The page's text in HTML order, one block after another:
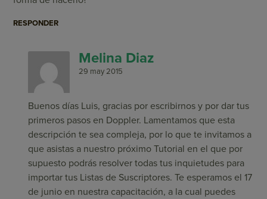
RESPONDER
Melina Diaz
29 may 2015
Buenos días Luis, gracias por escribirnos y por dar tus
primeros pasos en Doppler. Lamentamos que esta
descripción te sea compleja, por lo que te invitamos a
que asistas a nuestro próximo Tutorial en el que por
supuesto podrás resolver todas tus inquietudes para
importar tus Listas de Suscriptores. Te esperamos el 17
de junio en nuestra capacitación, a la cual puedes